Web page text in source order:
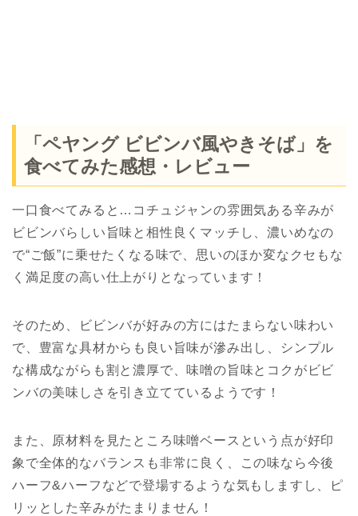
「ペヤング ビビンバ風やきそば」を
食べてみた感想・レビュー
一口食べてみると…コチュジャンの雰囲気ある辛みが
ビビンバらしい旨味と相性良くマッチし、濃いめなの
で“ご飯”に乗せたくなる味で、思いのほか変なクセもな
く満足度の高い仕上がりとなっています！
そのため、ビビンバが好みの方にはたまらない味わい
で、豊富な具材からも良い旨味が滲み出し、シンプル
な構成ながらも割と濃厚で、味噌の旨味とコクがビビ
ンバの美味しさを引き立てているようです！
また、原材料を見たところ味噌ベースという点が好印
象で全体的なバランスも非常に良く、この味なら今後
ハーフ&ハーフなどで登場するような気もしますし、ピ
リッとした辛みがたまりません！